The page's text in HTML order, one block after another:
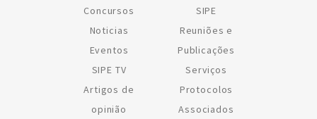
Concursos
Noticias
Eventos
SIPE TV
Artigos de
opinião
SIPE
Reuniões e
Publicações
Serviços
Protocolos
Associados